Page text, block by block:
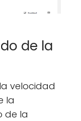
de la
velocidad
la
de la